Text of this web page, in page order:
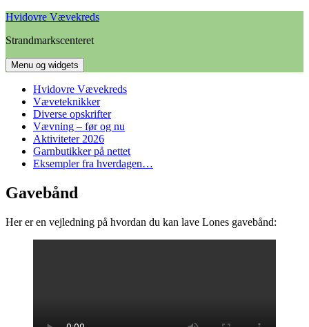
Hop
indhold
Hvidovre Vævekreds
Strandmarkscenteret
Menu og widgets
Hvidovre Vævekreds
Væveteknikker
Diverse opskrifter
Vævning – før og nu
Aktiviteter 2026
Garnbutikker på nettet
Eksempler fra hverdagen…
Gavebånd
Her er en vejledning på hvordan du kan lave Lones gavebånd: